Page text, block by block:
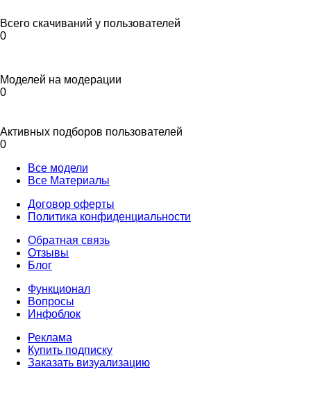
Всего скачиваний у пользователей
0
Моделей на модерации
0
Активных подборов пользователей
0
Все модели
Все Материалы
Договор оферты
Политика конфиденциальности
Обратная связь
Отзывы
Блог
Функционал
Вопросы
Инфоблок
Реклама
Купить подписку
Заказать визуализацию